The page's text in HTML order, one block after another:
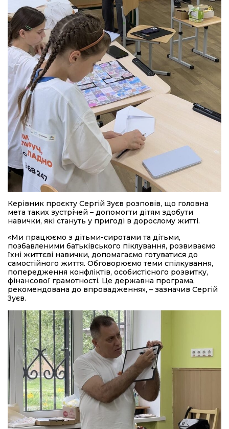
Керівник проєкту Сергій Зуєв розповів, що головна
мета таких зустрічей – допомогти дітям здобути
навички, які стануть у пригоді в дорослому житті.
«Ми працюємо з дітьми-сиротами та дітьми,
позбавленими батьківського піклування, розвиваємо
їхні життєві навички, допомагаємо готуватися до
самостійного життя. Обговорюємо теми спілкування,
попередження конфліктів, особистісного розвитку,
фінансової грамотності. Це державна програма,
рекомендована до впровадження», – зазначив Сергій
Зуєв.